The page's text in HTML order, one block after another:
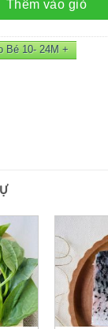
Thêm vào giỏ
Bé 10- 24M +